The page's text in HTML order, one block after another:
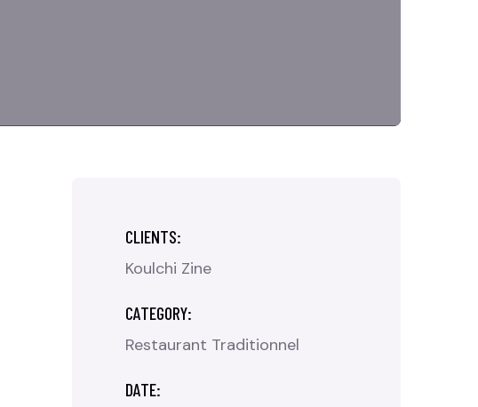
CLIENTS:
Koulchi Zine
CATEGORY:
Restaurant Traditionnel
DATE: